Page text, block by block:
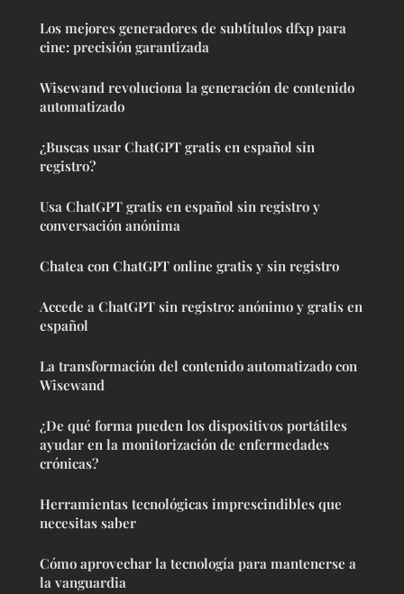
Los mejores generadores de subtítulos dfxp para
cine: precisión garantizada
Wisewand revoluciona la generación de contenido
automatizado
¿Buscas usar ChatGPT gratis en español sin
registro?
Usa ChatGPT gratis en español sin registro y
conversación anónima
Chatea con ChatGPT online gratis y sin registro
Accede a ChatGPT sin registro: anónimo y gratis en
español
La transformación del contenido automatizado con
Wisewand
¿De qué forma pueden los dispositivos portátiles
ayudar en la monitorización de enfermedades
crónicas?
Herramientas tecnológicas imprescindibles que
necesitas saber
Cómo aprovechar la tecnología para mantenerse a
la vanguardia